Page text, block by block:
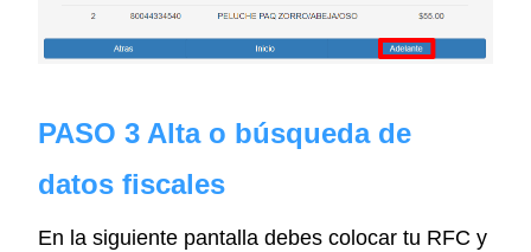
PASO 3 Alta o búsqueda de
datos fiscales
En la siguiente pantalla debes colocar tu RFC y